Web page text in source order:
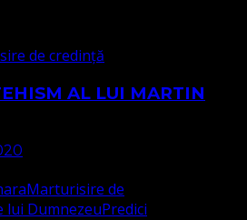
de credință
AL LUI MARTIN
Marturisire de
lui DumnezeuPredici